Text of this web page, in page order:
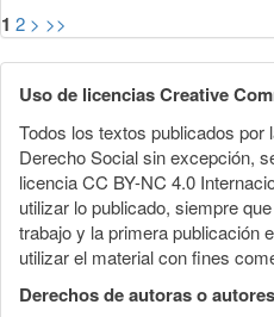
1 2 > >>
Uso de licencias Creative
Todos los textos publicados
Derecho Social sin excepción,
licencia CC BY-NC 4.0
utilizar lo publicado, siempre
trabajo y la primera publicación
utilizar el material con fines
Derechos de autoras o autores